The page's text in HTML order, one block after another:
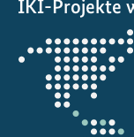
IKI-Projekte
Öffnet
die
Projektkarte